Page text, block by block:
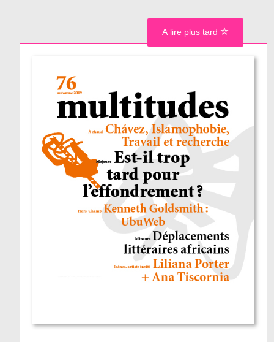
A lire plus tard